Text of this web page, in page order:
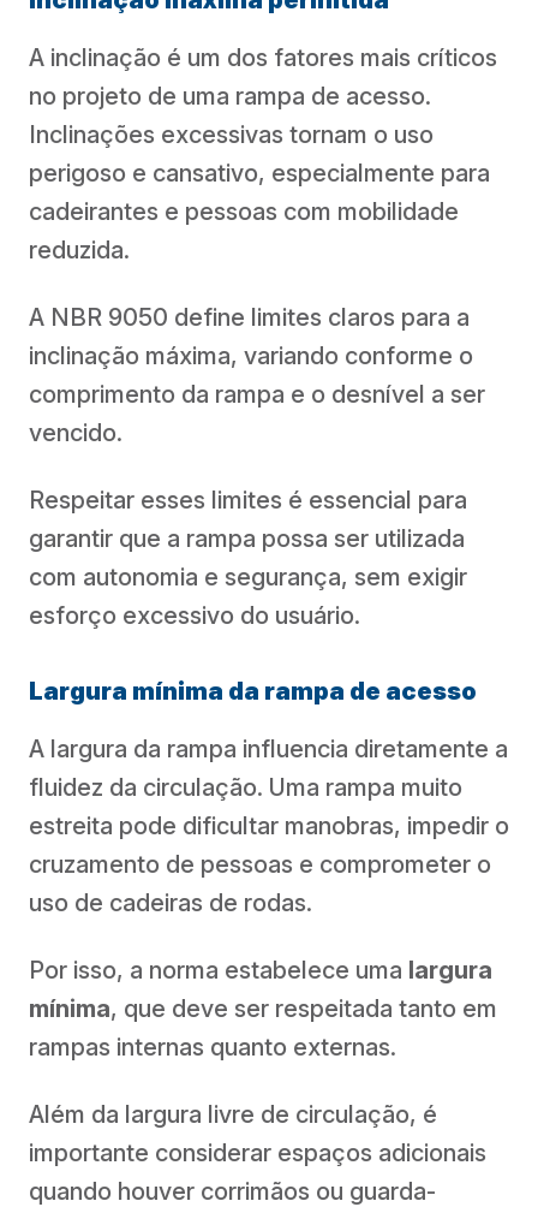
A inclinação é um dos fatores mais críticos
no projeto de uma rampa de acesso.
Inclinações excessivas tornam o uso
perigoso e cansativo, especialmente para
cadeirantes e pessoas com mobilidade
reduzida.
A NBR 9050 define limites claros para a
inclinação máxima, variando conforme o
comprimento da rampa e o desnível a ser
vencido.
Respeitar esses limites é essencial para
garantir que a rampa possa ser utilizada
com autonomia e segurança, sem exigir
esforço excessivo do usuário.
Largura mínima da rampa de acesso
A largura da rampa influencia diretamente a
fluidez da circulação. Uma rampa muito
estreita pode dificultar manobras, impedir o
cruzamento de pessoas e comprometer o
uso de cadeiras de rodas.
Por isso, a norma estabelece uma largura
mínima, que deve ser respeitada tanto em
rampas internas quanto externas.
Além da largura livre de circulação, é
importante considerar espaços adicionais
quando houver corrimãos ou guarda-